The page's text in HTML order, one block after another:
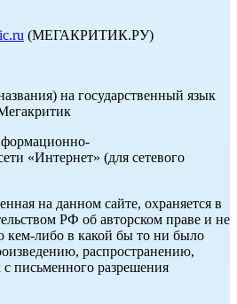
(МЕГАКРИТИК.РУ)
на государственный язык
«Интернет» (для сетевого
на данном сайте, охраняется в
РФ об авторском праве и не
кем-либо в какой бы то ни было
распространению,
с письменного разрешения